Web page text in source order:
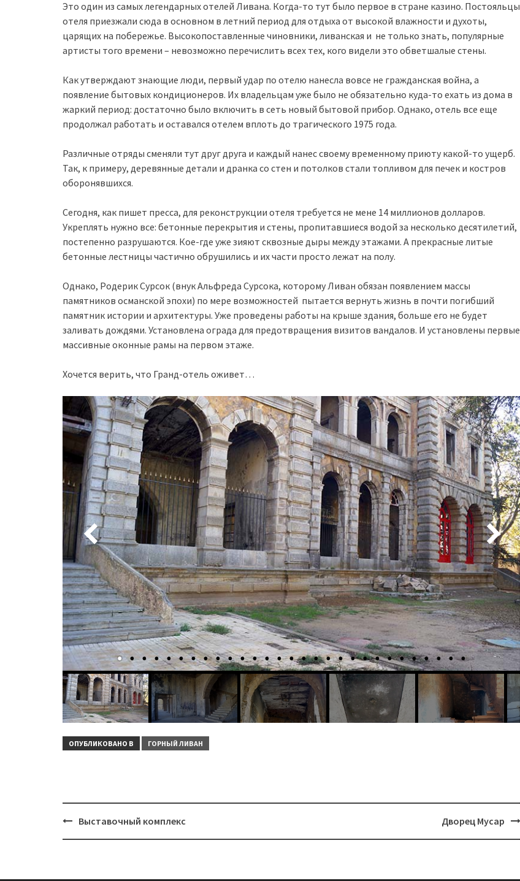
Это один из самых легендарных отелей Ливана. Когда-то тут было первое в стране казино. Постояльцы
отеля приезжали сюда в основном в летний период для отдыха от высокой влажности и духоты,
царящих на побережье. Высокопоставленные чиновники, ливанская и не только знать, популярные
артисты того времени – невозможно перечислить всех тех, кого видели это обветшалые стены.
Как утверждают знающие люди, первый удар по отелю нанесла вовсе не гражданская война, а
появление бытовых кондиционеров. Их владельцам уже было не обязательно куда-то ехать из дома в
жаркий период: достаточно было включить в сеть новый бытовой прибор. Однако, отель все еще
продолжал работать и оставался отелем вплоть до трагического 1975 года.
Различные отряды сменяли тут друг друга и каждый нанес своему временному приюту какой-то ущерб.
Так, к примеру, деревянные детали и дранка со стен и потолков стали топливом для печек и костров
оборонявшихся.
Сегодня, как пишет пресса, для реконструкции отеля требуется не мене 14 миллионов долларов.
Укреплять нужно все: бетонные перекрытия и стены, пропитавшиеся водой за несколько десятилетий,
постепенно разрушаются. Кое-где уже зияют сквозные дыры между этажами. А прекрасные литые
бетонные лестницы частично обрушились и их части просто лежат на полу.
Однако, Родерик Сурсок (внук Альфреда Сурсока, которому Ливан обязан появлением массы
памятников османской эпохи) по мере возможностей пытается вернуть жизнь в почти погибший
памятник истории и архитектуры. Уже проведены работы на крыше здания, больше его не будет
заливать дождями. Установлена ограда для предотвращения визитов вандалов. И установлены первые
массивные оконные рамы на первом этаже.
Хочется верить, что Гранд-отель оживет…
ОПУБЛИКОВАНО В ГОРНЫЙ ЛИВАН
Навигация
Выставочный комплекс Дворец Мусар